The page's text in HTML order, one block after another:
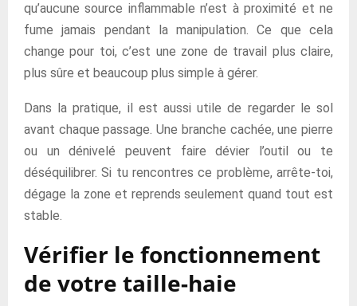
qu’aucune source inflammable n’est à proximité et ne
fume jamais pendant la manipulation. Ce que cela
change pour toi, c’est une zone de travail plus claire,
plus sûre et beaucoup plus simple à gérer.
Dans la pratique, il est aussi utile de regarder le sol
avant chaque passage. Une branche cachée, une pierre
ou un dénivelé peuvent faire dévier l’outil ou te
déséquilibrer. Si tu rencontres ce problème, arrête-toi,
dégage la zone et reprends seulement quand tout est
stable.
Vérifier le fonctionnement
de votre taille-haie